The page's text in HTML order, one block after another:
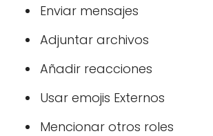
Enviar mensajes
Adjuntar archivos
Añadir reacciones
Usar emojis Externos
Mencionar otros roles